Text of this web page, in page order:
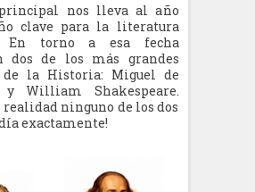
nos lleva al año
clave para la literatura
En torno a esa fecha
dos de los más grandes
de la Historia: Miguel de
y William Shakespeare.
realidad ninguno de los dos
exactamente!